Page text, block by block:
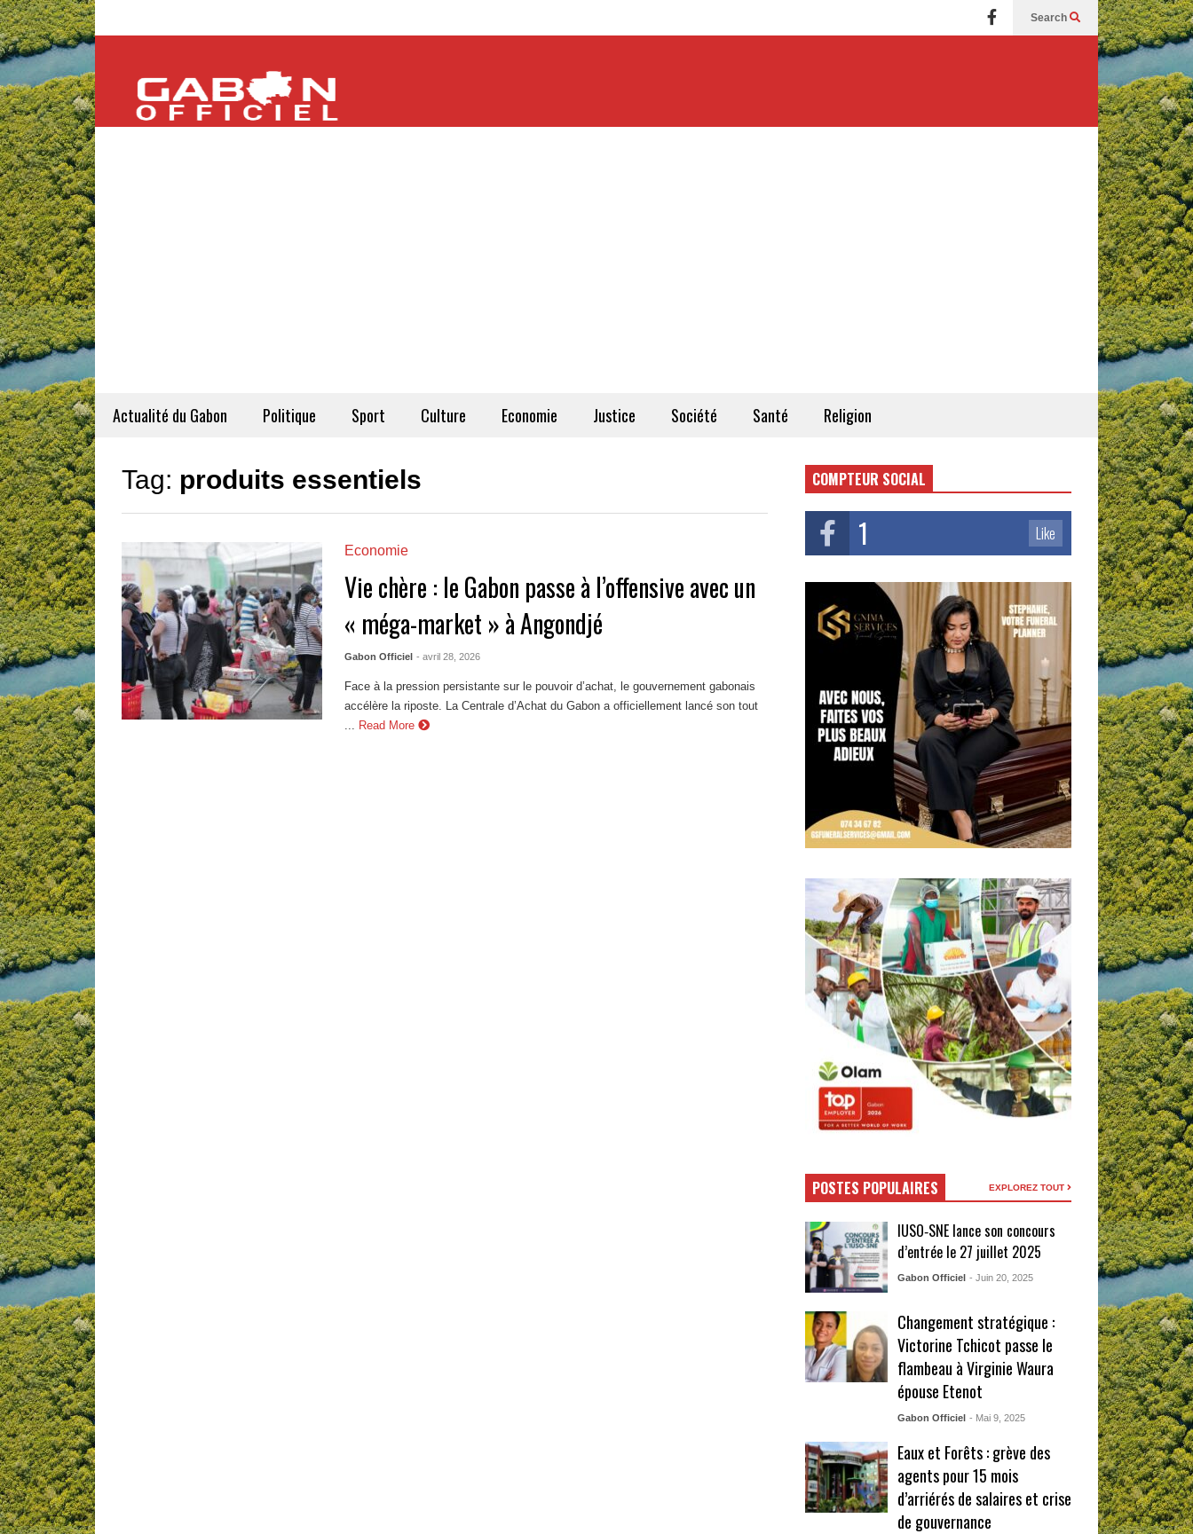
Search
Actualité du Gabon Politique Sport Culture Economie Justice Société Santé Religion
Tag: produits essentiels
Economie
Vie chère : le Gabon passe à l’offensive avec un
« méga-market » à Angondjé
Gabon Officiel - avril 28, 2026
Face à la pression persistante sur le pouvoir d’achat, le gouvernement gabonais
accélère la riposte. La Centrale d’Achat du Gabon a officiellement lancé son tout
Read More
COMPTEUR SOCIAL
1 Like
POSTES POPULAIRES EXPLOREZ TOUT
IUSO‑SNE lance son concours
d’entrée le 27 juillet 2025
Gabon Officiel - Juin 20, 2025
Changement stratégique :
Victorine Tchicot passe le
flambeau à Virginie Waura
épouse Etenot
Gabon Officiel - Mai 9, 2025
Eaux et Forêts : grève des
agents pour 15 mois
d’arriérés de salaires et crise
de gouvernance